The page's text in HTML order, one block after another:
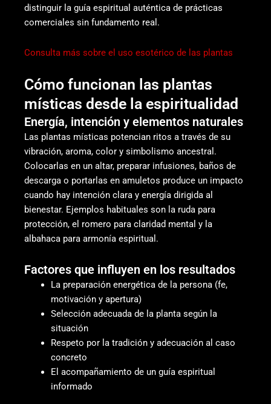
distinguir la guía espiritual auténtica de prácticas
comerciales sin fundamento real.
Consulta más sobre el uso esotérico de las plantas
Cómo funcionan las plantas
místicas desde la espiritualidad
Energía, intención y elementos naturales
Las plantas místicas potencian ritos a través de su
vibración, aroma, color y simbolismo ancestral.
Colocarlas en un altar, preparar infusiones, baños de
descarga o portarlas en amuletos produce un impacto
cuando hay intención clara y energía dirigida al
bienestar. Ejemplos habituales son la ruda para
protección, el romero para claridad mental y la
albahaca para armonía espiritual.
Factores que influyen en los resultados
La preparación energética de la persona (fe,
motivación y apertura)
Selección adecuada de la planta según la
situación
Respeto por la tradición y adecuación al caso
concreto
El acompañamiento de un guía espiritual
informado